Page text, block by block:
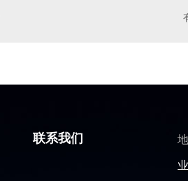
联系我们